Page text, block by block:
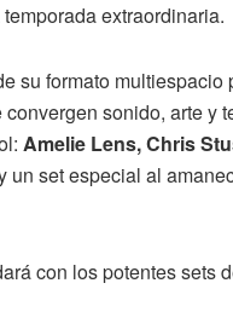
extraordinaria.
su formato multiespacio
sonido, arte y
Amelie Lens, Chris
un set especial al
con los potentes sets